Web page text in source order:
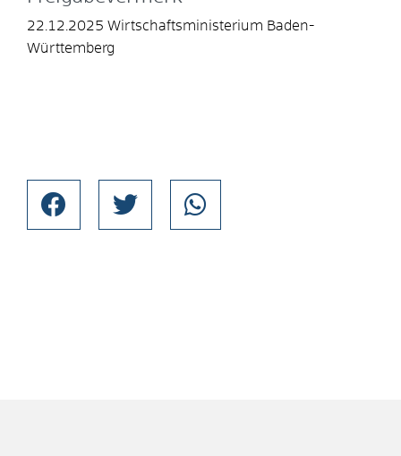
22.12.2025 Wirtschaftsministerium Baden-
Württemberg